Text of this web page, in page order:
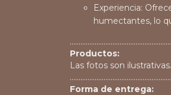
Experiencia:
humectantes, lo
Productos:
Las fotos son
Forma de entrega: